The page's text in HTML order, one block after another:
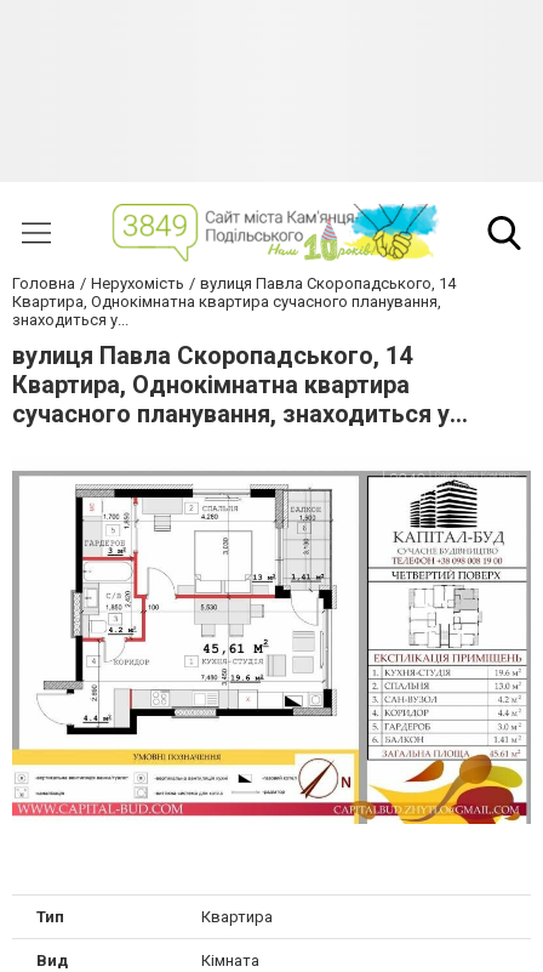
Головна Нерухомість
вулиця Павла Скоропадського, 14
Квартира, Однокімнатна квартира сучасного планування,
знаходиться у...
вулиця Павла Скоропадського, 14
Квартира, Однокімнатна квартира
сучасного планування, знаходиться у...
Тип Квартира
Вид Кімната